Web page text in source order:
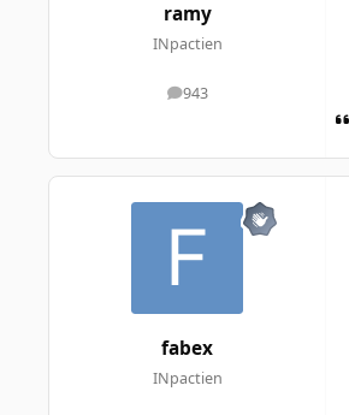
ramy
INpactien
943
messages
fabex
INpactien